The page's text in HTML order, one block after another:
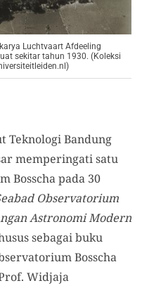
Luchtvaart Afdeeling
sekitar tahun 1930. (Koleksi
Teknologi Bandung
memperingati satu
Bosscha pada 30
Observatorium
Astronomi Modern
sebagai buku
Bosscha
Widjaja